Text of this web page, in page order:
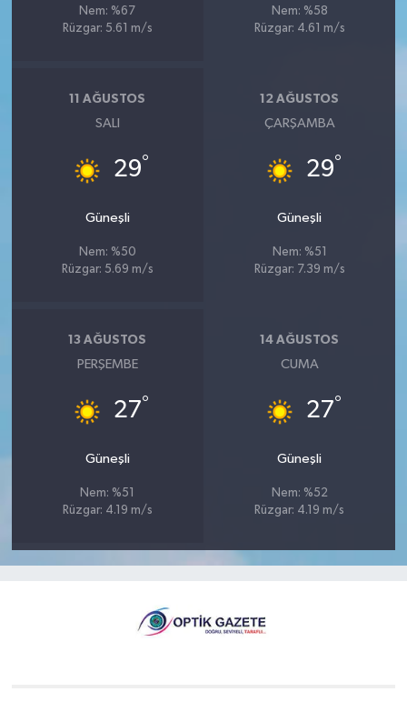
Nem: %67
Rüzgar: 5.61 m/s
Nem: %58
Rüzgar: 4.61 m/s
11 AĞUSTOS
SALI
29°
Güneşli
Nem: %50
Rüzgar: 5.69 m/s
12 AĞUSTOS
ÇARŞAMBA
29°
Güneşli
Nem: %51
Rüzgar: 7.39 m/s
13 AĞUSTOS
PERŞEMBE
27°
Güneşli
Nem: %51
Rüzgar: 4.19 m/s
14 AĞUSTOS
CUMA
27°
Güneşli
Nem: %52
Rüzgar: 4.19 m/s